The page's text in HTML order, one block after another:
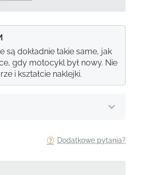
Dodatkowe pytania?
są dokładnie takie same, jak
gdy motocykl był nowy. Nie
i kształcie naklejki.